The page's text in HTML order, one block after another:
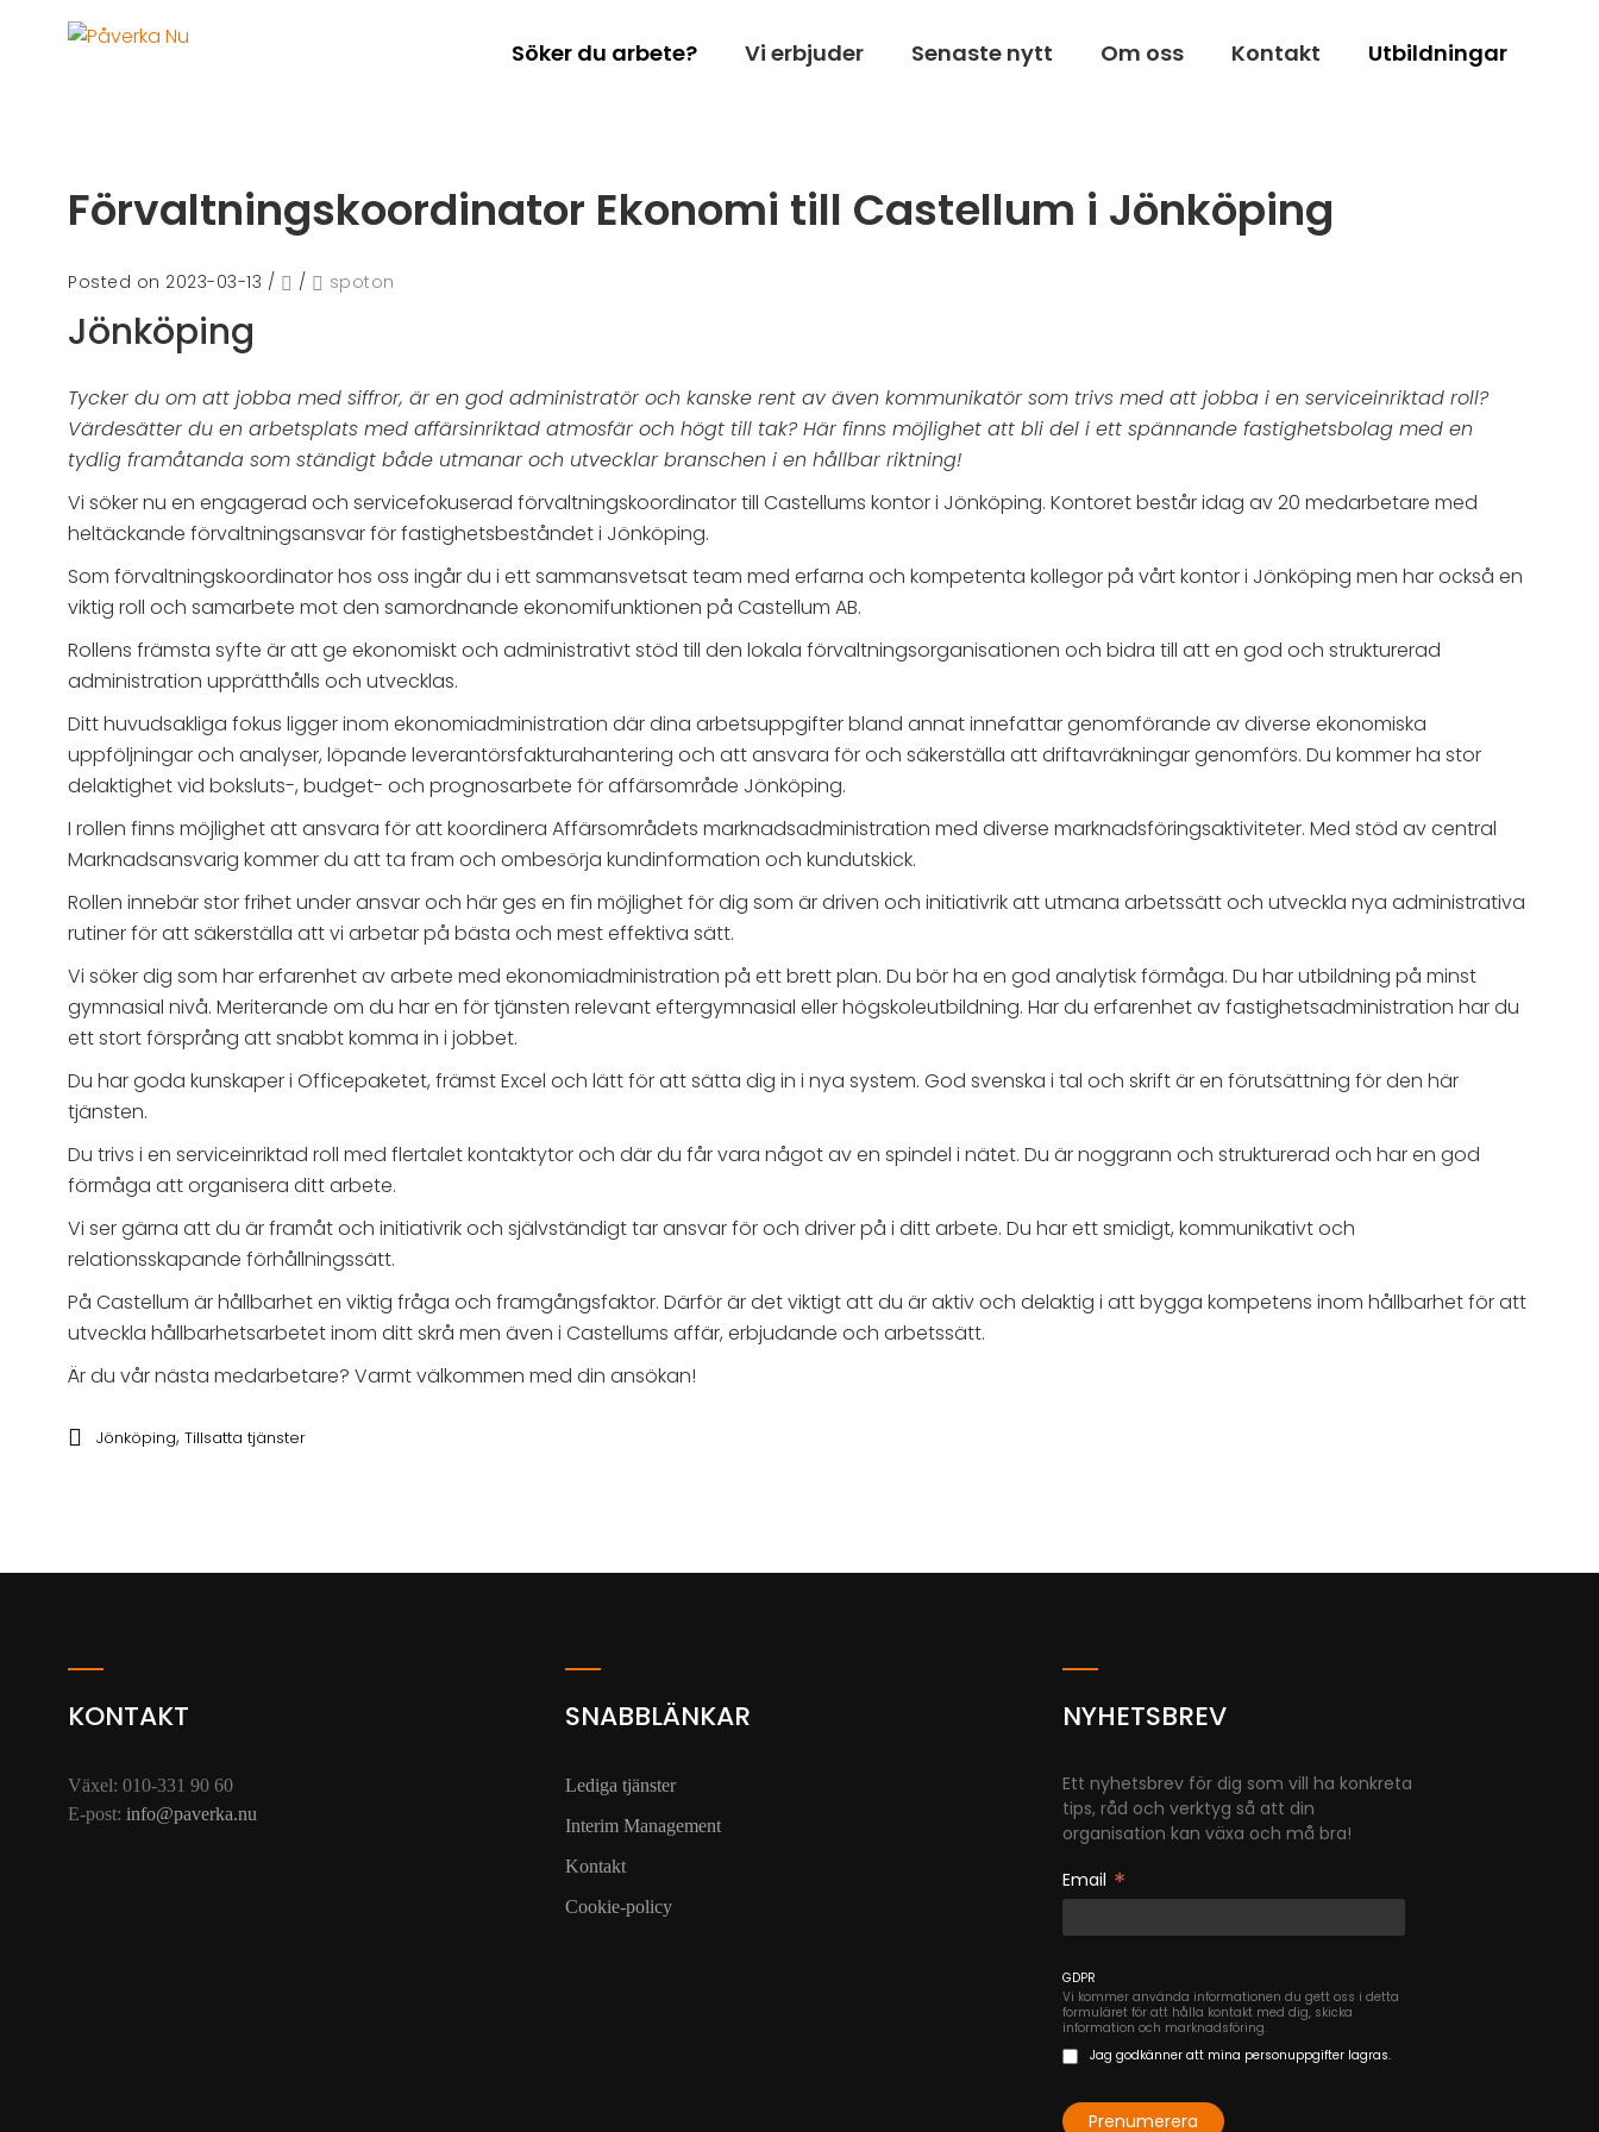
Söker du arbete? Vi erbjuder Senaste nytt Om oss Kontakt Utbildningar
Förvaltningskoordinator Ekonomi till Castellum i Jönköping
Posted on 2023-03-13 / / spoton
Jönköping
Tycker du om att jobba med siffror, är en god administratör och kanske rent av även kommunikatör som trivs med att jobba i en serviceinriktad roll?
Värdesätter du en arbetsplats med affärsinriktad atmosfär och högt till tak? Här finns möjlighet att bli del i ett spännande fastighetsbolag med en
tydlig framåtanda som ständigt både utmanar och utvecklar branschen i en hållbar riktning!
Vi söker nu en engagerad och servicefokuserad förvaltningskoordinator till Castellums kontor i Jönköping. Kontoret består idag av 20 medarbetare med
heltäckande förvaltningsansvar för fastighetsbeståndet i Jönköping.
Som förvaltningskoordinator hos oss ingår du i ett sammansvetsat team med erfarna och kompetenta kollegor på vårt kontor i Jönköping men har också en
viktig roll och samarbete mot den samordnande ekonomifunktionen på Castellum AB.
Rollens främsta syfte är att ge ekonomiskt och administrativt stöd till den lokala förvaltningsorganisationen och bidra till att en god och strukturerad
administration upprätthålls och utvecklas.
Ditt huvudsakliga fokus ligger inom ekonomiadministration där dina arbetsuppgifter bland annat innefattar genomförande av diverse ekonomiska
uppföljningar och analyser, löpande leverantörsfakturahantering och att ansvara för och säkerställa att driftavräkningar genomförs. Du kommer ha stor
delaktighet vid boksluts-, budget- och prognosarbete för affärsområde Jönköping.
I rollen finns möjlighet att ansvara för att koordinera Affärsområdets marknadsadministration med diverse marknadsföringsaktiviteter. Med stöd av central
Marknadsansvarig kommer du att ta fram och ombesörja kundinformation och kundutskick.
Rollen innebär stor frihet under ansvar och här ges en fin möjlighet för dig som är driven och initiativrik att utmana arbetssätt och utveckla nya administrativa
rutiner för att säkerställa att vi arbetar på bästa och mest effektiva sätt.
Vi söker dig som har erfarenhet av arbete med ekonomiadministration på ett brett plan. Du bör ha en god analytisk förmåga. Du har utbildning på minst
gymnasial nivå. Meriterande om du har en för tjänsten relevant eftergymnasial eller högskoleutbildning. Har du erfarenhet av fastighetsadministration har du
ett stort försprång att snabbt komma in i jobbet.
Du har goda kunskaper i Officepaketet, främst Excel och lätt för att sätta dig in i nya system. God svenska i tal och skrift är en förutsättning för den här
tjänsten.
Du trivs i en serviceinriktad roll med flertalet kontaktytor och där du får vara något av en spindel i nätet. Du är noggrann och strukturerad och har en god
förmåga att organisera ditt arbete.
Vi ser gärna att du är framåt och initiativrik och självständigt tar ansvar för och driver på i ditt arbete. Du har ett smidigt, kommunikativt och
relationsskapande förhållningssätt.
På Castellum är hållbarhet en viktig fråga och framgångsfaktor. Därför är det viktigt att du är aktiv och delaktig i att bygga kompetens inom hållbarhet för att
utveckla hållbarhetsarbetet inom ditt skrå men även i Castellums affär, erbjudande och arbetssätt.
Är du vår nästa medarbetare? Varmt välkommen med din ansökan!
Jönköping, Tillsatta tjänster
KONTAKT
Växel: 010-331 90 60
E-post: info@paverka.nu
SNABBLÄNKAR
Lediga tjänster
Interim Management
Kontakt
Cookie-policy
NYHETSBREV
Ett nyhetsbrev för dig som vill ha konkreta
tips, råd och verktyg så att din
organisation kan växa och må bra!
Email *
GDPR
Vi kommer använda informationen du gett oss i detta
formuläret för att hålla kontakt med dig, skicka
information och marknadsföring.
Jag godkänner att mina personuppgifter lagras.